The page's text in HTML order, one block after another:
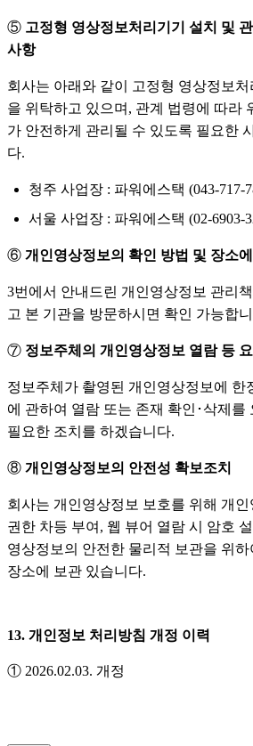
⑤ 고정형 영상정보처리기기 설치 및
사항
회사는 아래와 같이 고정형 영상정보
을 위탁하고 있으며, 관계 법령에 따라
가 안전하게 관리될 수 있도록 필요한
다.
청주 사업장 : 파워에스택 (043-717-
서울 사업장 : 파워에스택 (02-6903-
⑥ 개인영상정보의 확인 방법 및 장소
3번에서 안내드린 개인영상정보 관리
고 본 기관을 방문하시면 확인 가능합
⑦ 정보주체의 개인영상정보 열람 등
정보주체가 촬영된 개인영상정보에 한
에 관하여 열람 또는 존재 확인･삭제를
필요한 조치를 하겠습니다.
⑧ 개인영상정보의 안전성 확보조치
회사는 개인영상정보 보호를 위해 개
권한 차등 부여, 웹 뷰어 열람 시 암호
영상정보의 안전한 물리적 보관을 위
장소에 보관 있습니다.
13. 개인정보 처리방침 개정 이력
① 2026.02.03. 개정